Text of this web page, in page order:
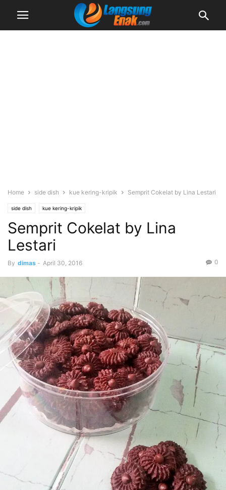
Home side dish kue kering-kripik Semprit Cokelat by Lina Lestari
side dish kue kering-kripik
Semprit Cokelat by Lina
Lestari
By dimas - April 30, 2016 0